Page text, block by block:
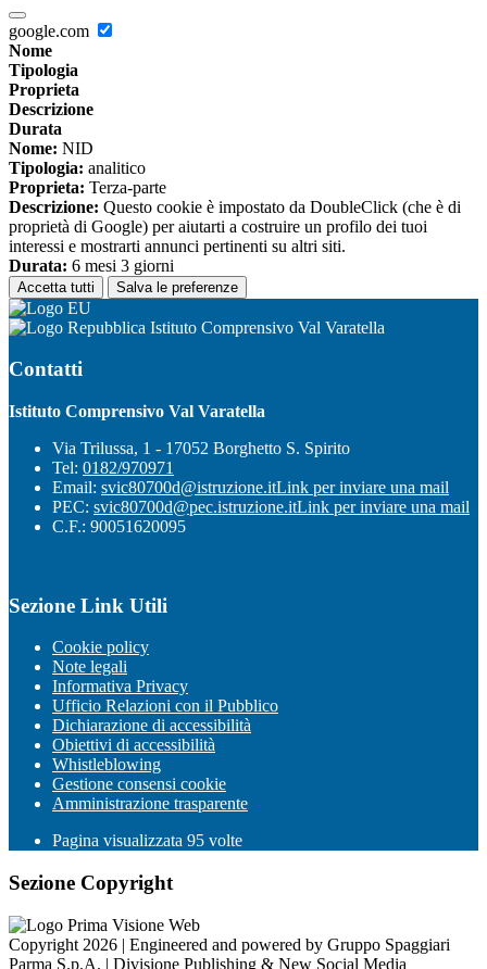
google.com
Nome
Tipologia
Proprieta
Descrizione
Durata
Nome: NID
Tipologia: analitico
Proprieta: Terza-parte
Descrizione: Questo cookie è impostato da DoubleClick (che è di
proprietà di Google) per aiutarti a costruire un profilo dei tuoi
interessi e mostrarti annunci pertinenti su altri siti.
Durata: 6 mesi 3 giorni
Accetta tutti Salva le preferenze
Istituto Comprensivo Val Varatella
Contatti
Istituto Comprensivo Val Varatella
Via Trilussa, 1 - 17052 Borghetto S. Spirito
Tel: 0182/970971
Email: svic80700d@istruzione.itLink per inviare una mail
PEC: svic80700d@pec.istruzione.itLink per inviare una mail
C.F.: 90051620095
Sezione Link Utili
Cookie policy
Note legali
Informativa Privacy
Ufficio Relazioni con il Pubblico
Dichiarazione di accessibilità
Obiettivi di accessibilità
Whistleblowing
Gestione consensi cookie
Amministrazione trasparente
Pagina visualizzata 95 volte
Sezione Copyright
Copyright 2026 | Engineered and powered by Gruppo Spaggiari
Parma S.p.A. | Divisione Publishing & New Social Media